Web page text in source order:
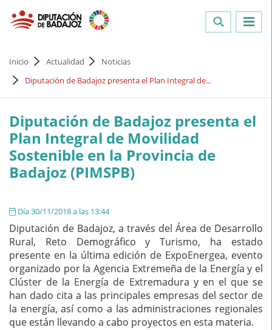
Inicio Actualidad
Noticias
Diputación de Badajoz presenta el Plan Integral de...
Diputación de Badajoz presenta el
Plan Integral de Movilidad
Sostenible en la Provincia de
Badajoz (PIMSPB)
Día 30/11/2018 a las 13:44
Diputación de Badajoz, a través del Área de Desarrollo
Rural, Reto Demográfico y Turismo, ha estado
presente en la última edición de ExpoEnergea, evento
organizado por la Agencia Extremeña de la Energía y el
Clúster de la Energía de Extremadura y en el que se
han dado cita a las principales empresas del sector de
la energía, así como a las administraciones regionales
que están llevando a cabo proyectos en esta materia.